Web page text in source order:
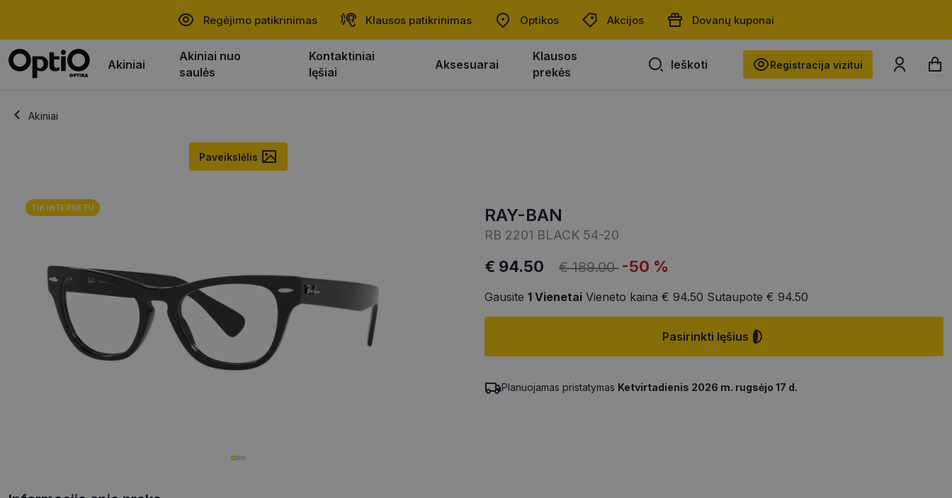
Regėjimo patikrinimas Klausos patikrinimas Optikos Akcijos Dovanų kuponai
Akiniai
Akiniai nuo
saulės
Kontaktiniai
lęšiai
Aksesuarai
Klausos
prekės
Ieškoti
Ieškoti
Registracija vizitui
Akiniai
Paveikslėlis
TIK INTERNETU RAY-BAN
RB 2201 BLACK 54-20
€ 94.50 € 189.00 -50 %
Gausite 1 Vienetai Vieneto kaina € 94.50 Sutaupote € 94.50
Pasirinkti lęšius
Planuojamas pristatymas Ketvirtadienis 2026 m. rugsėjo 17 d.